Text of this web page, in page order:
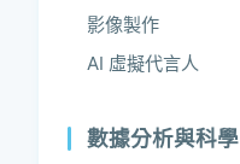
影像製作
AI 虛擬代言人
數據分析與科學